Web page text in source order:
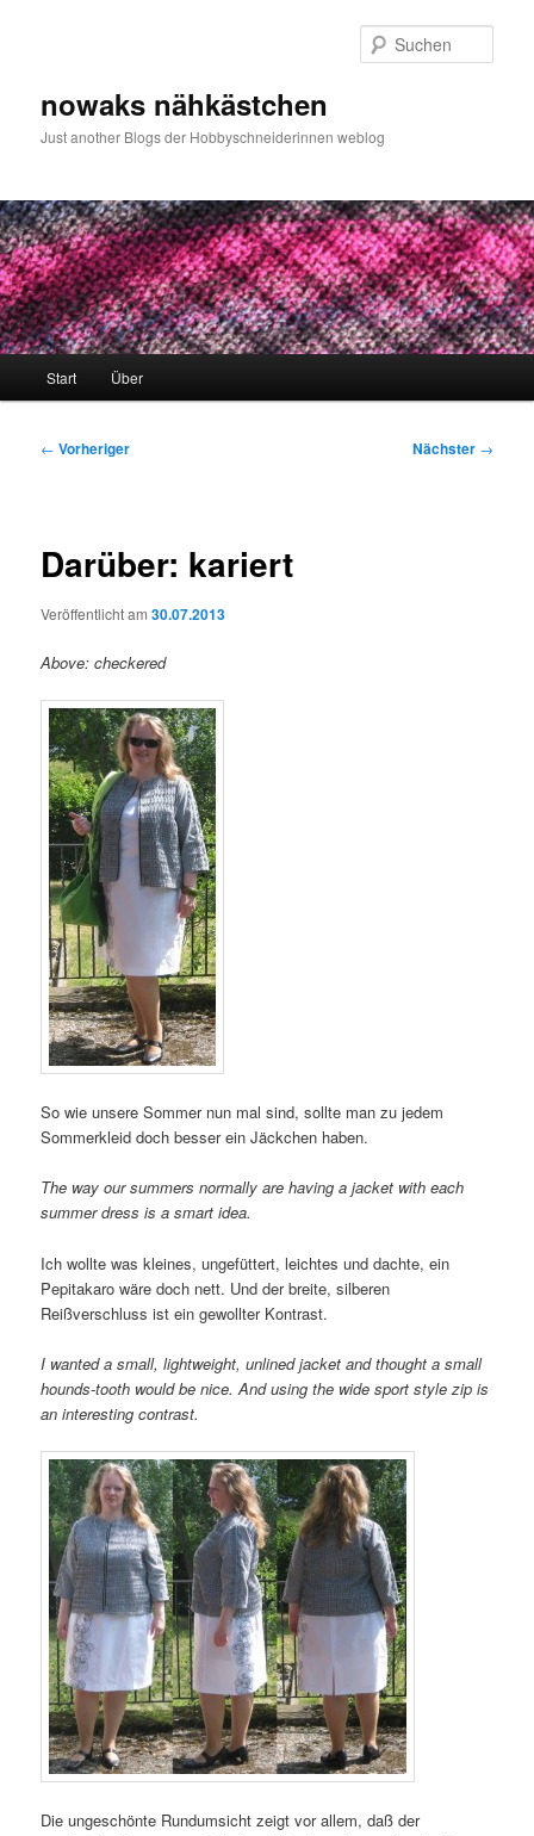
nowaks nähkästchen
Just another Blogs der Hobbyschneiderinnen weblog
Start Über
Beitragsnavigation
← Vorheriger Nächster →
Darüber: kariert
Veröffentlicht am30.07.2013
Above: checkered
So wie unsere Sommer nun mal sind, sollte man zu jedem
Sommerkleid doch besser ein Jäckchen haben.
The way our summers normally are having a jacket with each
summer dress is a smart idea.
Ich wollte was kleines, ungefüttert, leichtes und dachte, ein
Pepitakaro wäre doch nett. Und der breite, silberen
Reißverschluss ist ein gewollter Kontrast.
I wanted a small, lightweight, unlined jacket and thought a small
hounds-tooth would be nice. And using the wide sport style zip is
an interesting contrast.
Die ungeschönte Rundumsicht zeigt vor allem, daß der